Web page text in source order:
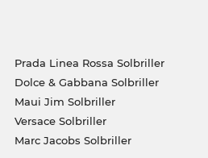
Prada Linea Rossa Solbriller
Dolce & Gabbana Solbriller
Maui Jim Solbriller
Versace Solbriller
Marc Jacobs Solbriller